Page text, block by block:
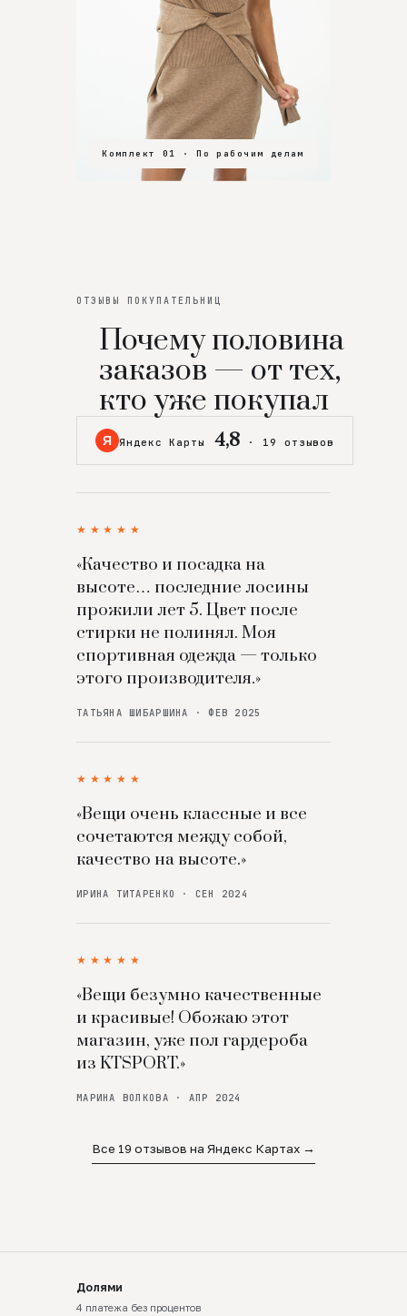
Комплект 01 · По рабочим делам
Комплект 02 · В зал
Комплект 03 · На особенный вечер
ОТЗЫВЫ ПОКУПАТЕЛЬНИЦ
Почему половина
заказов — от тех,
кто уже покупал
Я Яндекс Карты 4,8 · 19 отзывов
★★★★★
«Качество и посадка на
высоте… последние лосины
прожили лет 5. Цвет после
стирки не полинял. Моя
спортивная одежда — только
этого производителя.»
ТАТЬЯНА ШИБАРШИНА · ФЕВ 2025
★★★★★
«Вещи очень классные и все
сочетаются между собой,
качество на высоте.»
ИРИНА ТИТАРЕНКО · СЕН 2024
★★★★★
«Вещи безумно качественные
и красивые! Обожаю этот
магазин, уже пол гардероба
из KTSPORT.»
МАРИНА ВОЛКОВА · АПР 2024
Все 19 отзывов на Яндекс Картах →
Долями
4 платежа без процентов